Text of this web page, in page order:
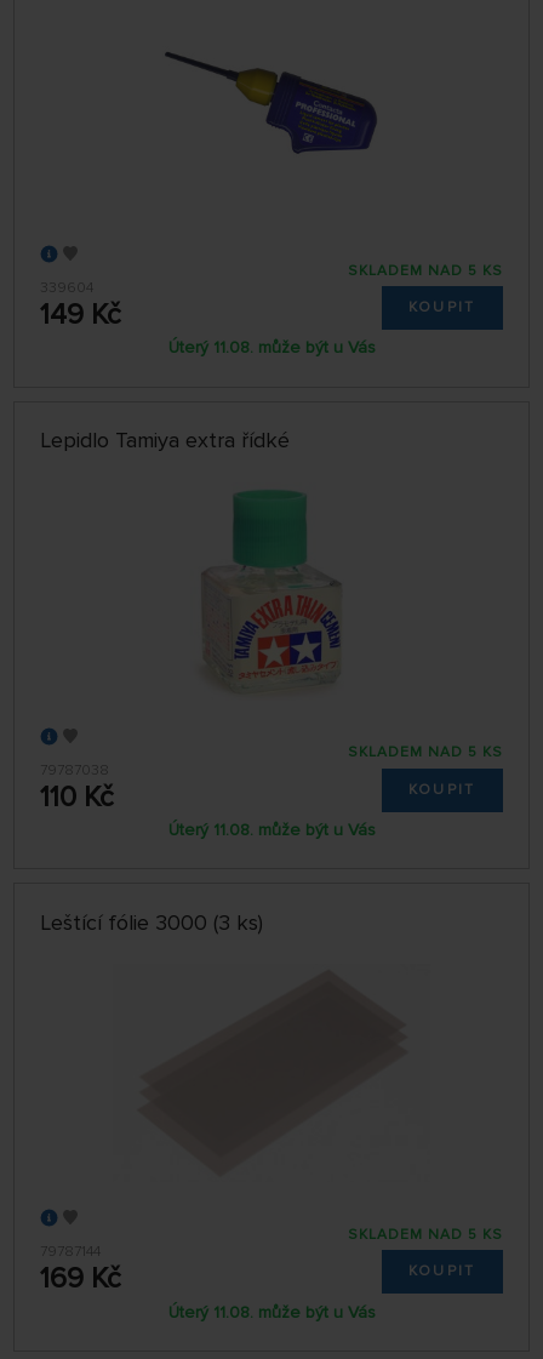
339604
149 Kč
SKLADEM NAD 5 KS
KOUPIT
Úterý 11.08. může být u Vás
Lepidlo Tamiya extra řídké
79787038
110 Kč
SKLADEM NAD 5 KS
KOUPIT
Úterý 11.08. může být u Vás
Leštící fólie 3000 (3 ks)
79787144
169 Kč
SKLADEM NAD 5 KS
KOUPIT
Úterý 11.08. může být u Vás